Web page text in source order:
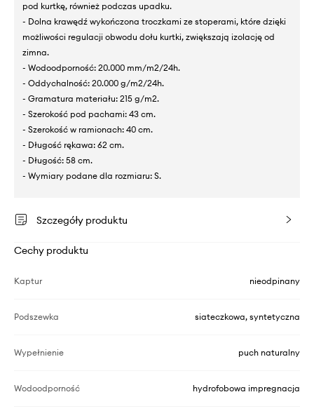
pod kurtkę, również podczas upadku.
- Dolna krawędź wykończona troczkami ze stoperami, które dzięki
możliwości regulacji obwodu dołu kurtki, zwiększają izolację od
zimna.
- Wodoodporność: 20.000 mm/m2/24h.
- Oddychalność: 20.000 g/m2/24h.
- Gramatura materiału: 215 g/m2.
- Szerokość pod pachami: 43 cm.
- Szerokość w ramionach: 40 cm.
- Długość rękawa: 62 cm.
- Długość: 58 cm.
- Wymiary podane dla rozmiaru: S.
Szczegóły produktu
Cechy produktu
Kaptur nieodpinany
Podszewka siateczkowa, syntetyczna
Wypełnienie puch naturalny
Wodoodporność hydrofobowa impregnacja